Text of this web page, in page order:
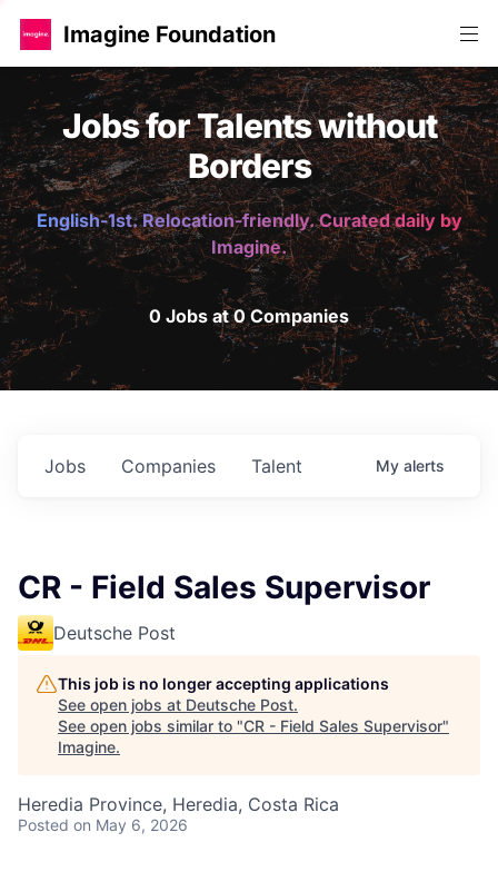
Imagine Foundation
Jobs for Talents without
Borders
English-1st. Relocation-friendly. Curated daily by
Imagine.
0 Jobs at 0 Companies
Jobs Companies Talent My alerts
CR - Field Sales Supervisor
Deutsche Post
This job is no longer accepting applications
See open jobs at Deutsche Post.
See open jobs similar to "CR - Field Sales Supervisor"
Imagine.
Heredia Province, Heredia, Costa Rica
Posted on May 6, 2026